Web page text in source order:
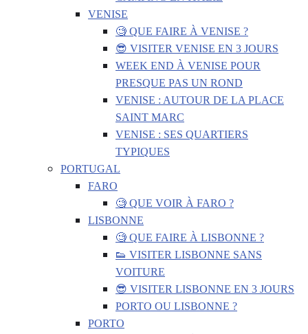
VENISE
🧐 QUE FAIRE À VENISE ?
😎 VISITER VENISE EN 3 JOURS
WEEK END À VENISE POUR
PRESQUE PAS UN ROND
VENISE : AUTOUR DE LA PLACE
SAINT MARC
VENISE : SES QUARTIERS
TYPIQUES
PORTUGAL
FARO
🧐 QUE VOIR À FARO ?
LISBONNE
🧐 QUE FAIRE À LISBONNE ?
👟 VISITER LISBONNE SANS
VOITURE
😎 VISITER LISBONNE EN 3 JOURS
PORTO OU LISBONNE ?
PORTO